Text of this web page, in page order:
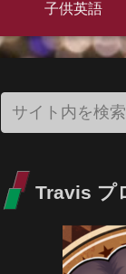
子供英語
Travis プ